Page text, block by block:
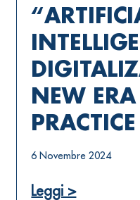
NEW
6 Novembre 2024
Leggi >